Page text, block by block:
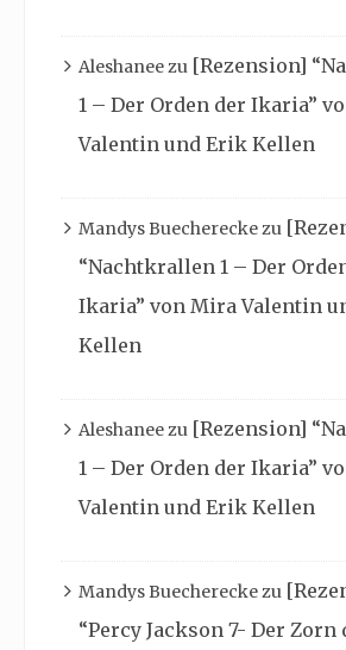
Aleshaneezu [Rezension]
1 – Der Orden der Ikaria”
Valentin und Erik Kellen
Mandys Buechereckezu
“Nachtkrallen 1 – Der
Ikaria” von Mira Valentin
Kellen
Aleshaneezu [Rezension]
1 – Der Orden der Ikaria”
Valentin und Erik Kellen
Mandys Buechereckezu
“Percy Jackson 7- Der Zorn